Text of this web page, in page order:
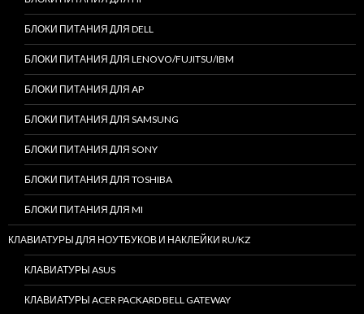
БЛОКИ ПИТАНИЯ ДЛЯ DELL
БЛОКИ ПИТАНИЯ ДЛЯ LENOVO/FUJITSU/IBM
БЛОКИ ПИТАНИЯ ДЛЯ AP
БЛОКИ ПИТАНИЯ ДЛЯ SAMSUNG
БЛОКИ ПИТАНИЯ ДЛЯ SONY
БЛОКИ ПИТАНИЯ ДЛЯ TOSHIBA
БЛОКИ ПИТАНИЯ ДЛЯ MI
КЛАВИАТУРЫ ДЛЯ НОУТБУКОВ И НАКЛЕЙКИ RU/KZ
КЛАВИАТУРЫ ASUS
КЛАВИАТУРЫ ACER PACKARD BELL GATEWAY